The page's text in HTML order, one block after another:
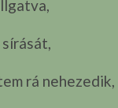
rá nehezedik,